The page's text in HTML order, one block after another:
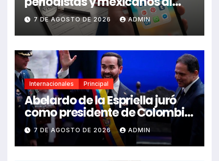
pedir visa
7 DE AGOSTO DE 2026 ADMIN
Internacionales Principal
Abelardo de la Espriella juró
como presidente de Colombia
en Cali
7 DE AGOSTO DE 2026 ADMIN